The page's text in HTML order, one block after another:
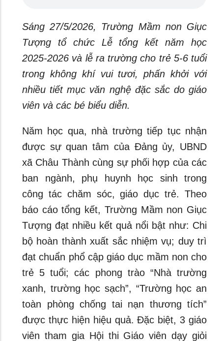
Sáng 27/5/2026, Trường Mầm non Giục
Tượng tổ chức Lễ tổng kết năm học
2025-2026 và lễ ra trường cho trẻ 5-6 tuổi
trong không khí vui tươi, phấn khởi với
nhiều tiết mục văn nghệ đặc sắc do giáo
viên và các bé biểu diễn.
Năm học qua, nhà trường tiếp tục nhận
được sự quan tâm của Đảng ủy, UBND
xã Châu Thành cùng sự phối hợp của các
ban ngành, phụ huynh học sinh trong
công tác chăm sóc, giáo dục trẻ. Theo
báo cáo tổng kết, Trường Mầm non Giục
Tượng đạt nhiều kết quả nổi bật như: Chi
bộ hoàn thành xuất sắc nhiệm vụ; duy trì
đạt chuẩn phổ cập giáo dục mầm non cho
trẻ 5 tuổi; các phong trào “Nhà trường
xanh, trường học sạch”, “Trường học an
toàn phòng chống tai nạn thương tích”
được thực hiện hiệu quả. Đặc biệt, 3 giáo
viên tham gia Hội thi Giáo viên dạy giỏi